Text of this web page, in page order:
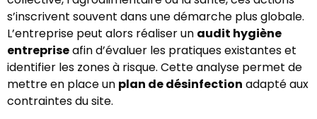
s’inscrivent souvent dans une démarche plus globale.
L’entreprise peut alors réaliser un audit hygiène
entrepriseafin d’évaluer les pratiques existantes et
identifier les zones à risque. Cette analyse permet de
mettre en place un plan de désinfection adapté aux
contraintes du site.